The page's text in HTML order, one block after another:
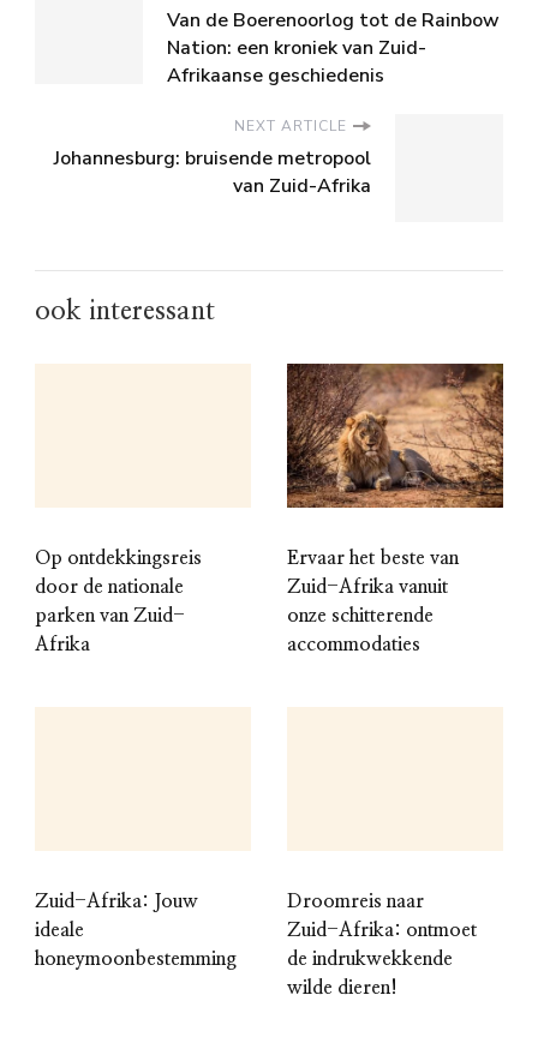
Van de Boerenoorlog tot de Rainbow
Nation: een kroniek van Zuid-
Afrikaanse geschiedenis
NEXT ARTICLE
Johannesburg: bruisende metropool
van Zuid-Afrika
ook interessant
Op ontdekkingsreis
door de nationale
parken van Zuid-
Afrika
Ervaar het beste van
Zuid-Afrika vanuit
onze schitterende
accommodaties
Zuid-Afrika: Jouw
ideale
honeymoonbestemming
Droomreis naar
Zuid-Afrika: ontmoet
de indrukwekkende
wilde dieren!